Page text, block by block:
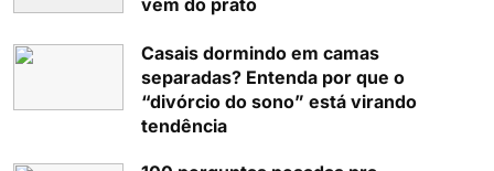
vem do prato
Casais dormindo em camas
separadas? Entenda por que o
“divórcio do sono” está virando
tendência